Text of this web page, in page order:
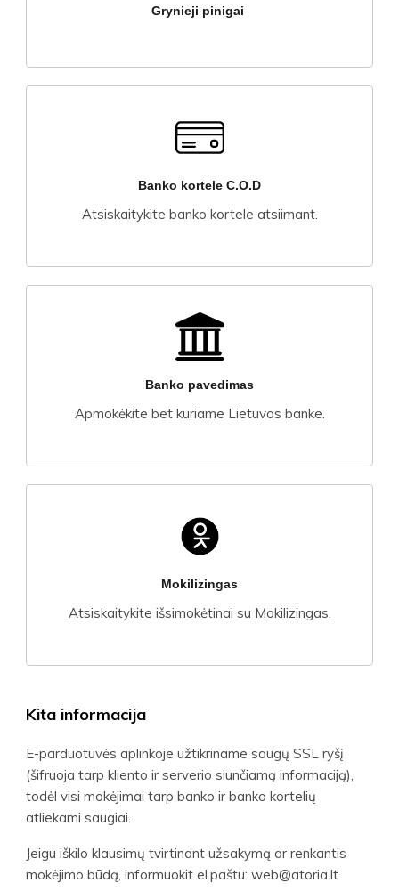
Grynieji pinigai
Banko kortele C.O.D
Atsiskaitykite banko kortele atsiimant.
Banko pavedimas
Apmokėkite bet kuriame Lietuvos banke.
Mokilizingas
Atsiskaitykite išsimokėtinai su Mokilizingas.
Kita informacija
E-parduotuvės aplinkoje užtikriname saugų SSL ryšį
(šifruoja tarp kliento ir serverio siunčiamą informaciją),
todėl visi mokėjimai tarp banko ir banko kortelių
atliekami saugiai.
Jeigu iškilo klausimų tvirtinant užsakymą ar renkantis
mokėjimo būdą, informuokit el.paštu: web@atoria.lt